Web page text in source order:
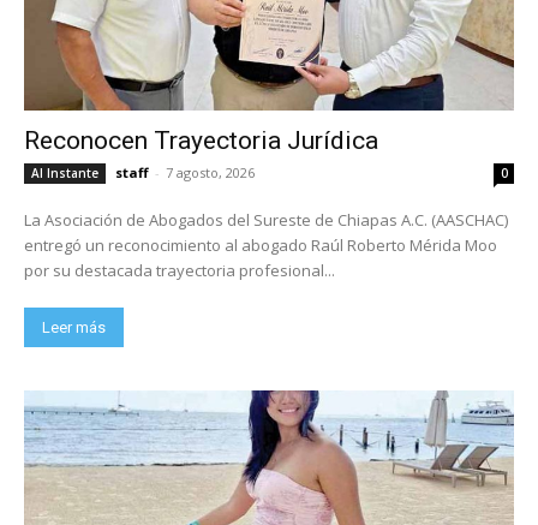
Reconocen Trayectoria Jurídica
Al Instante staff - 7 agosto, 2026 0
La Asociación de Abogados del Sureste de Chiapas A.C. (AASCHAC)
entregó un reconocimiento al abogado Raúl Roberto Mérida Moo
por su destacada trayectoria profesional...
Leer más